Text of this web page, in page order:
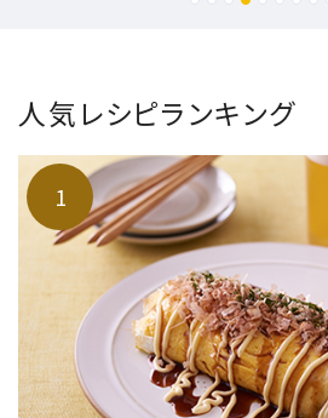
人気レシピランキング